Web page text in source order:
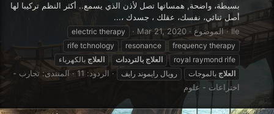
بسيطة، واضحة, همساتها تصل لأذن الذي يسمع.. أكثر النظم تركيبا لها
أصل ثنائي، نفسك، عقلك ، جسدك ،...
Ile
الموضوع Mar 21, 2020
electric therapy
frequency therapy
resonance
rife tchnology
royal raymond rife
العلاج بالترددات العلاج بالكهرباء
العلاج بالموجات رويال رايموند رايف الردود: 11 المنتدى: تجارب -
اختراعات - علوم